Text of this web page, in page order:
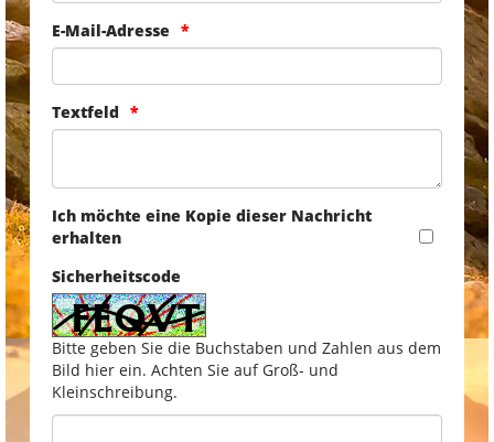
E-Mail-Adresse
Textfeld
Ich möchte eine Kopie dieser Nachricht
erhalten
Sicherheitscode
Bitte geben Sie die Buchstaben und Zahlen aus dem
Bild hier ein. Achten Sie auf Groß- und
Kleinschreibung.